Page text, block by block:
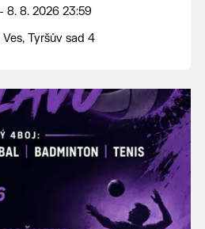
máje
pro stárky od
na sokolovně
hrát DH
8. 8. 2026 23:59
Tyršův sad 4